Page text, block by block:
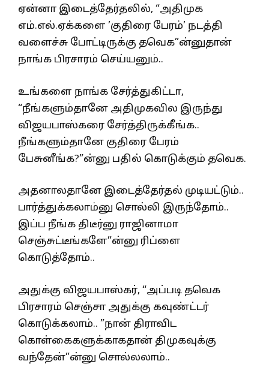
ஏன்னா இடைத்தேர்தலில், “அதிமுக
எம்.எல்.ஏக்களை ’குதிரை பேரம்’ நடத்தி
வளைச்சு போட்டிருக்கு தவெக”ன்னுதான்
நாங்க பிரசாரம் செய்யனும்..
உங்களை நாங்க சேர்த்துகிட்டா,
“நீங்களும்தானே அதிமுகவில இருந்து
விஜயபாஸ்கரை சேர்த்திருக்கீங்க..
நீங்களும்தானே குதிரை பேரம்
பேசுனீங்க?”ன்னு பதில் கொடுக்கும் தவெக.
அதனாலதானே இடைத்தேர்தல் முடியட்டும்..
பார்த்துக்கலாம்னு சொல்லி இருந்தோம்..
இப்ப நீங்க திடீர்னு ராஜினாமா
செஞ்சுட்டீங்களே”ன்னு ரிப்ளை
கொடுத்தோம்..
அதுக்கு விஜயபாஸ்கர், “அப்படி தவெக
பிரசாரம் செஞ்சா அதுக்கு கவுண்ட்டர்
கொடுக்கலாம்.. ”நான் திராவிட
கொள்கைகளுக்காகதான் திமுகவுக்கு
வந்தேன்”ன்னு சொல்லலாம்..